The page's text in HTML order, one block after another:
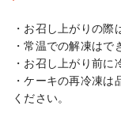
・お召し上がりの際
・常温での解凍はで
・お召し上がり前に
・ケーキの再冷凍
ください。